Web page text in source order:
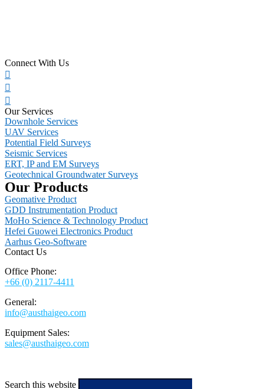
Connect With Us
Our Services
Downhole Services
UAV Services
Potential Field Surveys
Seismic Services
ERT, IP and EM Surveys
Geotechnical Groundwater Surveys
Our Products
Geomative Product
GDD Instrumentation Product
MoHo Science & Technology Product
Hefei Guowei Electronics Product
Aarhus Geo-Software
Contact Us
Office Phone:
+66 (0) 2117-4411
General:
info@austhaigeo.com
Equipment Sales:
sales@austhaigeo.com
Search this website